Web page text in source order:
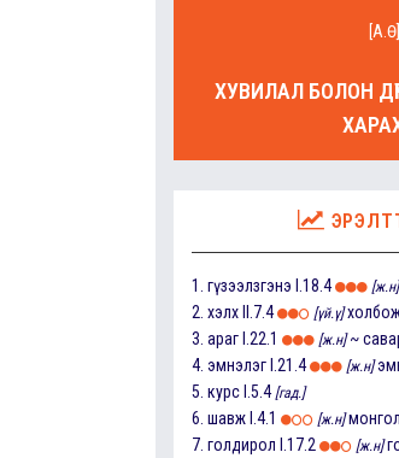
[А.Ө]
ХУВИЛАЛ БОЛОН
1. гүзээлзгэнэ I.18.4 [ж.н]
2. хэлх II.7.4 [үй.ү] холбож
3. араг I.22.1 [ж.н] ~
4. эмнэлэг I.21.4 [ж.н]
5. курс I.5.4 [гад.]
6. шавж I.4.1 [ж.н] монгол
7. голдирол I.17.2 [ж.н]